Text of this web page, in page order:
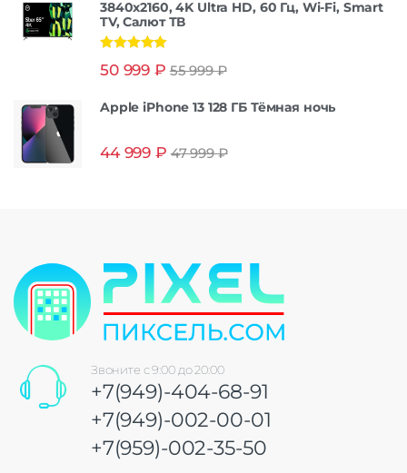
3840x2160, 4K Ultra HD, 60 Гц, Wi-Fi, Smart
TV, Салют ТВ
из 5
50 999 ₽ 55 999₽
Apple iPhone 13 128 ГБ Тёмная ночь
44 999 ₽ 47 999₽
Звоните с 9:00 до 20:00
+7(949)-404-68-91
+7(949)-002-00-01
+7(959)-002-35-50